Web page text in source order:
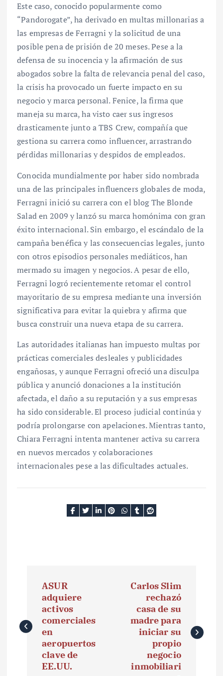
Este caso, conocido popularmente como
“Pandorogate”, ha derivado en multas millonarias a
las empresas de Ferragni y la solicitud de una
posible pena de prisión de 20 meses. Pese a la
defensa de su inocencia y la afirmación de sus
abogados sobre la falta de relevancia penal del caso,
la crisis ha provocado un fuerte impacto en su
negocio y marca personal. Fenice, la firma que
maneja su marca, ha visto caer sus ingresos
drasticamente junto a TBS Crew, compañía que
gestiona su carrera como influencer, arrastrando
pérdidas millonarias y despidos de empleados.
Conocida mundialmente por haber sido nombrada
una de las principales influencers globales de moda,
Ferragni inició su carrera con el blog The Blonde
Salad en 2009 y lanzó su marca homónima con gran
éxito internacional. Sin embargo, el escándalo de la
campaña benéfica y las consecuencias legales, junto
con otros episodios personales mediáticos, han
mermado su imagen y negocios. A pesar de ello,
Ferragni logró recientemente retomar el control
mayoritario de su empresa mediante una inversión
significativa para evitar la quiebra y afirma que
busca construir una nueva etapa de su carrera.
Las autoridades italianas han impuesto multas por
prácticas comerciales desleales y publicidades
engañosas, y aunque Ferragni ofreció una disculpa
pública y anunció donaciones a la institución
afectada, el daño a su reputación y a sus empresas
ha sido considerable. El proceso judicial continúa y
podría prolongarse con apelaciones. Mientras tanto,
Chiara Ferragni intenta mantener activa su carrera
en nuevos mercados y colaboraciones
internacionales pese a las dificultades actuales.
v
e
ASUR
adquiere
activos
comerciales
en
aeropuertos
clave de
EE.UU.
Carlos Slim
rechazó
casa de su
madre para
iniciar su
propio
negocio
inmobiliari